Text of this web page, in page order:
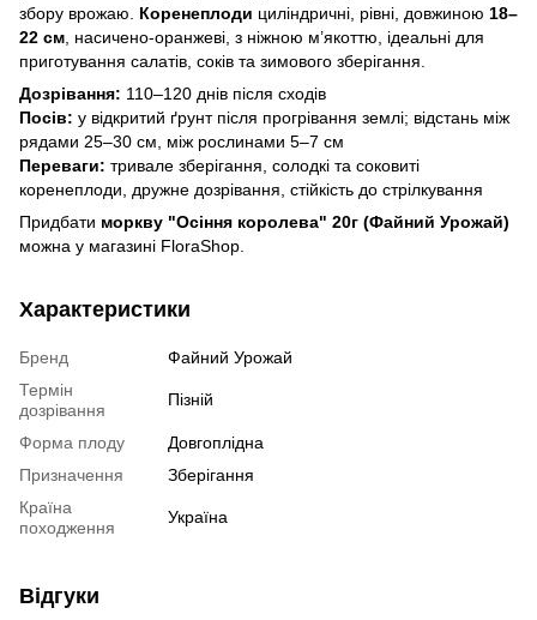
збору врожаю. Коренеплоди циліндричні, рівні, довжиною 18–
22 см , насичено-оранжеві, з ніжною м’якоттю, ідеальні для
приготування салатів, соків та зимового зберігання.
Дозрівання: 110–120 днів після сходів
Посів: у відкритий ґрунт після прогрівання землі; відстань між
рядами 25–30 см, між рослинами 5–7 см
Переваги: тривале зберігання, солодкі та соковиті
коренеплоди, дружне дозрівання, стійкість до стрілкування
Придбати моркву "Осіння королева" 20г (Файний Урожай)
можна у магазині FloraShop.
Характеристики
Бренд
Файний Урожай
Термін
дозрівання
Пізній
Форма плоду
Довгоплідна
Призначення
Зберігання
Країна
походження
Україна
Відгуки